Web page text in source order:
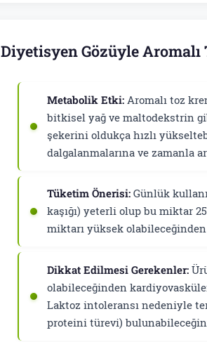
Diyetisyen Gözüyle
Metabolik Etki: Aromalı toz
bitkisel yağ ve maltodekstrin
şekerini oldukça hızlı
dalgalanmalarına ve zamanla
Tüketim Önerisi: Günlük
kaşığı) yeterli olup bu miktar
miktarı yüksek
Dikkat Edilmesi Gerekenler:
olabileceğinden
Laktoz intoleransı nedeniyle
proteini türevi)